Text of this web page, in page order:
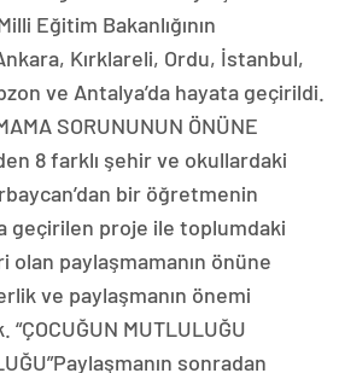
Eğitim Bakanlığının
Kırklareli, Ordu, İstanbul,
ve Antalya’da hayata geçirildi.
SORUNUNUN ÖNÜNE
8 farklı şehir ve okullardaki
bir öğretmenin
geçirilen proje ile toplumdaki
olan paylaşmamanın önüne
ve paylaşmanın önemi
MUTLULUĞU
sonradan